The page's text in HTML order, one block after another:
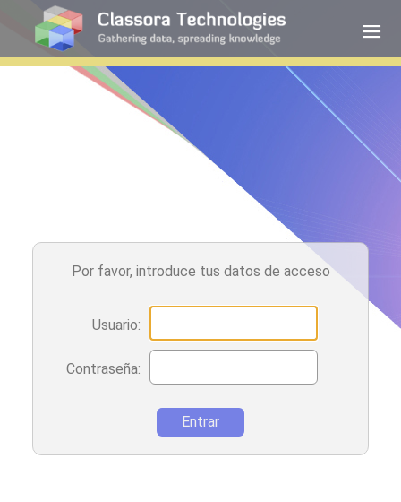
Por favor, introduce tus datos de acceso
Usuario:
Contraseña: